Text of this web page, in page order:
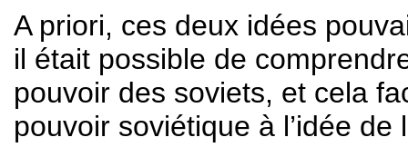
A priori, ces deux idées
il était possible de
pouvoir des soviets, et cela
pouvoir soviétique à l’idée de